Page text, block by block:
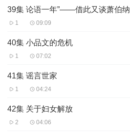
39集 论语一年”——借此又谈萧伯纳
1 09:09
40集 小品文的危机
1 07:02
41集 谣言世家
1 04:24
42集 关于妇女解放
2 04:06